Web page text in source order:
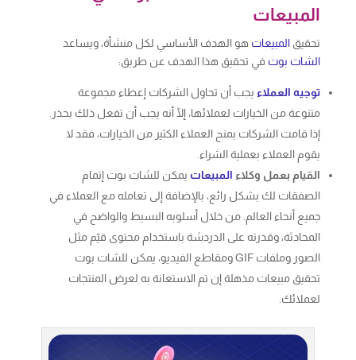
المبيعات
تحقيق المبيعات هو الهدف الأساسي لكل منشأة، ويساعد
الشات بوت في تحقيق هذا الهدف عن طريق:
توجيه العملاء يجب أن تحاول الشركات إعطاء مجموعة
متنوعة من الخيارات لعملائها، إلّا أنه يجب أن تفعل ذلك بحذر.
إذا قامت الشركات بمنح العملاء الكثير من الخيارات، فقد لا
يقوم العملاء بعملية الشراء.
القيام بعمل وكلاء المبيعات يمكن للشات بوت إتمام
الصفقات لك بشكل رائع، بالإضافة إلى تعامله مع العملاء في
جميع أنحاء العالم. من خلال أسلوبه البسيط والواضح في
المحادثة، وقدرته على الدردشة باستخدام محتوى قيّم مثل
الصور وملفات GIF ومقاطع الفيديو، يمكن للشات بوت
تحقيق مبيعات مذهلة إن تم الاستعانة به لعرض المنتجات
لعملائك.